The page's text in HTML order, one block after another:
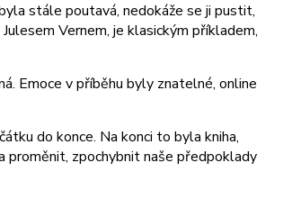
stále poutavá, nedokáže se ji pustit,
Vernem, je klasickým příkladem,
Emoce v příběhu byly znatelné, online
do konce. Na konci to byla kniha,
proměnit, zpochybnit naše předpoklady